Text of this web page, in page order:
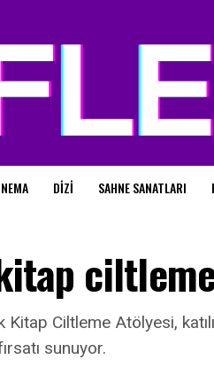
DIZI SAHNE SANATLARI
Kitap Ciltleme Atölyesi,
sunuyor.